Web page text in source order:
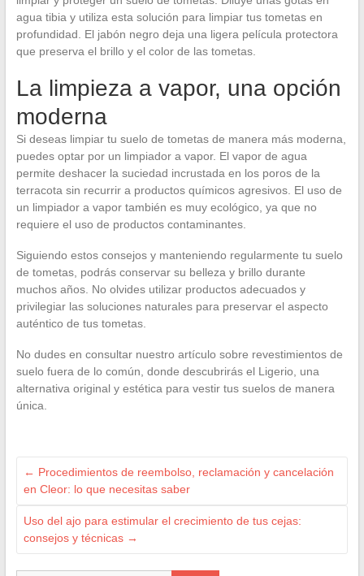
agua tibia y utiliza esta solución para limpiar tus tometas en
profundidad. El jabón negro deja una ligera película protectora
que preserva el brillo y el color de las tometas.
La limpieza a vapor, una opción
moderna
Si deseas limpiar tu suelo de tometas de manera más moderna,
puedes optar por un limpiador a vapor. El vapor de agua
permite deshacer la suciedad incrustada en los poros de la
terracota sin recurrir a productos químicos agresivos. El uso de
un limpiador a vapor también es muy ecológico, ya que no
requiere el uso de productos contaminantes.
Siguiendo estos consejos y manteniendo regularmente tu suelo
de tometas, podrás conservar su belleza y brillo durante
muchos años. No olvides utilizar productos adecuados y
privilegiar las soluciones naturales para preservar el aspecto
auténtico de tus tometas.
No dudes en consultar nuestro artículo sobre revestimientos de
suelo fuera de lo común, donde descubrirás el Ligerio, una
alternativa original y estética para vestir tus suelos de manera
única.
← Procedimientos de reembolso, reclamación y cancelación
en Cleor: lo que necesitas saber
Uso del ajo para estimular el crecimiento de tus cejas:
consejos y técnicas →